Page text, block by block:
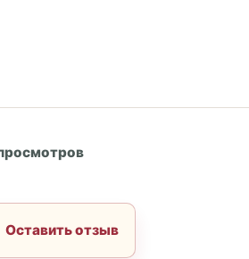
Оставить отзыв